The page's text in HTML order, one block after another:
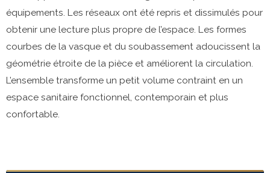
équipements. Les réseaux ont été repris et dissimulés pour
obtenir une lecture plus propre de l’espace. Les formes
courbes de la vasque et du soubassement adoucissent la
géométrie étroite de la pièce et améliorent la circulation.
L’ensemble transforme un petit volume contraint en un
espace sanitaire fonctionnel, contemporain et plus
confortable.